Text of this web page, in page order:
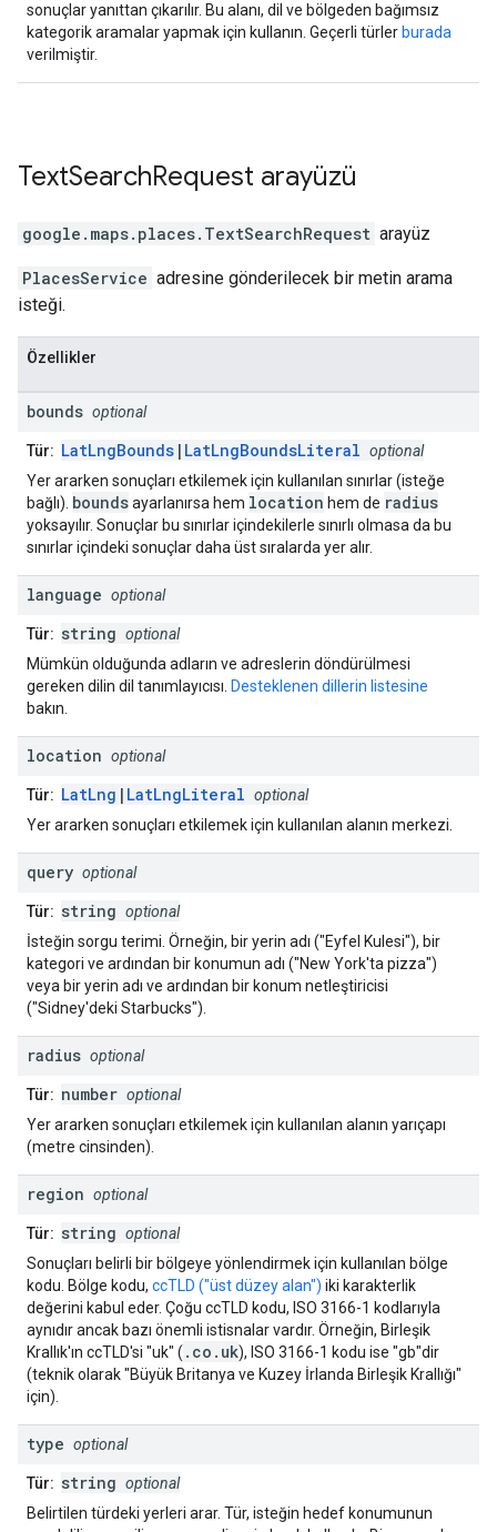
sonuçlar yanıttan çıkarılır. Bu alanı, dil ve bölgeden bağımsız
kategorik aramalar yapmak için kullanın. Geçerli türler burada
verilmiştir.
TextSearchRequest arayüzü
google.maps.places. TextSearchRequest arayüz
PlacesService adresine gönderilecek bir metin arama
isteği.
Özellikler
bounds optional
Tür: LatLngBounds | LatLngBoundsLiteral optional
Yer ararken sonuçları etkilemek için kullanılan sınırlar (isteğe
bağlı). boundsayarlanırsa hem location hem de radius
yoksayılır. Sonuçlar bu sınırlar içindekilerle sınırlı olmasa da bu
sınırlar içindeki sonuçlar daha üst sıralarda yer alır.
language optional
Tür: string optional
Mümkün olduğunda adların ve adreslerin döndürülmesi
gereken dilin dil tanımlayıcısı. Desteklenen dillerin listesine
bakın.
location optional
Tür: LatLng | LatLngLiteral optional
Yer ararken sonuçları etkilemek için kullanılan alanın merkezi.
query optional
Tür: string optional
İsteğin sorgu terimi. Örneğin, bir yerin adı ("Eyfel Kulesi"), bir
kategori ve ardından bir konumun adı ("New York'ta pizza")
veya bir yerin adı ve ardından bir konum netleştiricisi
("Sidney'deki Starbucks").
radius optional
Tür: number optional
Yer ararken sonuçları etkilemek için kullanılan alanın yarıçapı
(metre cinsinden).
region optional
Tür: string optional
Sonuçları belirli bir bölgeye yönlendirmek için kullanılan bölge
kodu. Bölge kodu, ccTLD ("üst düzey alan") iki karakterlik
değerini kabul eder. Çoğu ccTLD kodu, ISO 3166-1 kodlarıyla
aynıdır ancak bazı önemli istisnalar vardır. Örneğin, Birleşik
Krallık'ın ccTLD'si "uk" ( .co.uk), ISO 3166-1 kodu ise "gb"dir
(teknik olarak "Büyük Britanya ve Kuzey İrlanda Birleşik Krallığı"
için).
type optional
Tür: string optional
Belirtilen türdeki yerleri arar. Tür, isteğin hedef konumunun